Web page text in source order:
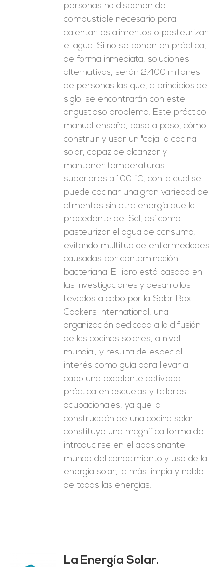
personas no disponen del
combustible necesario para
calentar los alimentos o pasteurizar
el agua. Si no se ponen en práctica,
de forma inmediata, soluciones
alternativas, serán 2.400 millones
de personas las que, a principios de
siglo, se encontrarán con este
angustioso problema. Este práctico
manual enseña, paso a paso, cómo
construir y usar un "caja" o cocina
solar, capaz de alcanzar y
mantener temperaturas
superiores a 100 ºC, con la cual se
puede cocinar una gran variedad de
alimentos sin otra energía que la
procedente del Sol, así como
pasteurizar el agua de consumo,
evitando multitud de enfermedades
causadas por contaminación
bacteriana. El libro está basado en
las investigaciones y desarrollos
llevados a cabo por la Solar Box
Cookers International, una
organización dedicada a la difusión
de las cocinas solares, a nivel
mundial, y resulta de especial
interés como guía para llevar a
cabo una excelente actividad
práctica en escuelas y talleres
ocupacionales, ya que la
construcción de una cocina solar
constituye una magnífica forma de
introducirse en el apasionante
mundo del conocimiento y uso de la
energía solar, la más limpia y noble
de todas las energías.
La Energía Solar.